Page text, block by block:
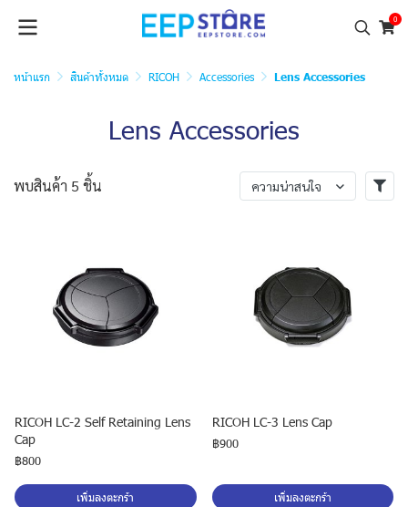
0
หน้าแรก สินค้าทั้งหมด RICOH Accessories Lens Accessories
Lens Accessories
พบสินค้า 5 ชิ้น ความน่าสนใจ
RICOH LC-2 Self Retaining Lens
Cap
฿800
เพิ่มลงตะกร้า
RICOH LC-3 Lens Cap
฿900
เพิ่มลงตะกร้า